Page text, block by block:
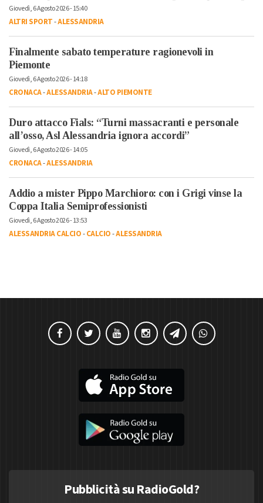
Giovedì, 6 Agosto 2026 - 15:40
ALTRI SPORT-ALESSANDRIA
Finalmente sabato temperature ragionevoli in
Piemonte
Giovedì, 6 Agosto 2026 - 14:18
CRONACA-ALESSANDRIA-ALTO PIEMONTE
Duro attacco Fials: “Turni massacranti e personale
all’osso, Asl Alessandria ignora accordi”
Giovedì, 6 Agosto 2026 - 14:05
CRONACA-ALESSANDRIA
Addio a mister Pippo Marchioro: con i Grigi vinse la
Coppa Italia Semiprofessionisti
Giovedì, 6 Agosto 2026 - 13:53
ALESSANDRIA CALCIO-CALCIO-ALESSANDRIA
Pubblicità su RadioGold?